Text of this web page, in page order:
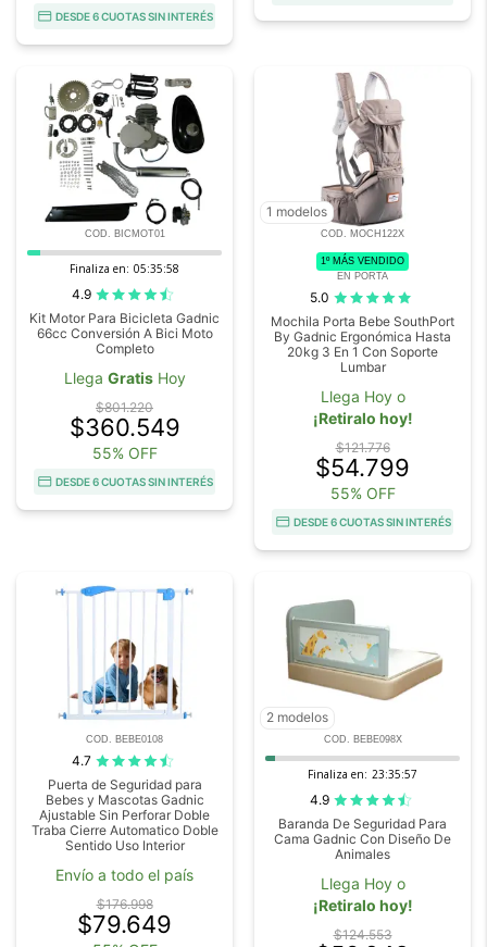
DESDE 6 CUOTAS SIN INTERÉS
COD. BICMOT01
Finaliza en: 05:35:57
4.9
Kit Motor Para Bicicleta Gadnic
66cc Conversión A Bici Moto
Completo
Llega GratisHoy
$801.220
$360.549
55% OFF
DESDE 6 CUOTAS SIN INTERÉS
1 modelos
COD. MOCH122X
1º MÁS VENDIDO
EN PORTA
5.0
Mochila Porta Bebe SouthPort
By Gadnic Ergonómica Hasta
20kg 3 En 1 Con Soporte
Lumbar
Llega Hoy o
¡Retiralo hoy!
$121.776
$54.799
55% OFF
DESDE 6 CUOTAS SIN INTERÉS
COD. BEBE0108
4.7
Puerta de Seguridad para
Bebes y Mascotas Gadnic
Ajustable Sin Perforar Doble
Traba Cierre Automatico Doble
Sentido Uso Interior
Envío a todo el país
$176.998
$79.649
2 modelos
COD. BEBE098X
Finaliza en: 23:35:56
4.9
Baranda De Seguridad Para
Cama Gadnic Con Diseño De
Animales
Llega Hoy o
¡Retiralo hoy!
$124.553